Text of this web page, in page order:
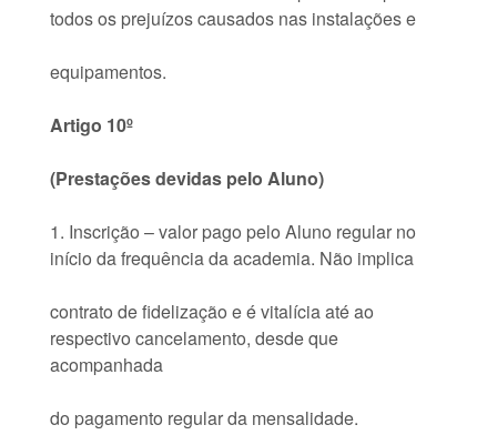
todos os prejuízos causados nas instalações e
equipamentos.
Artigo 10º
(Prestações devidas pelo Aluno)
1. Inscrição – valor pago pelo Aluno regular no
início da frequência da academia. Não implica
contrato de fidelização e é vitalícia até ao
respectivo cancelamento, desde que
acompanhada
do pagamento regular da mensalidade.